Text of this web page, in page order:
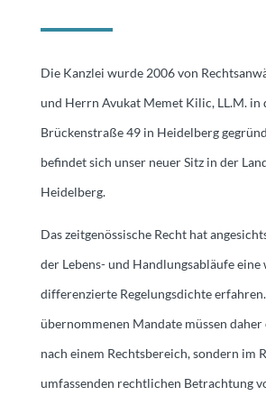
Die Kanzlei wurde 2006 von
und Herrn Avukat Memet Kilic, LL.M. in
Brückenstraße 49 in Heidelberg
befindet sich unser neuer Sitz in der
Heidelberg.
Das zeitgenössische Recht hat
der Lebens- und Handlungsabläufe eine
differenzierte Regelungsdichte
übernommenen Mandate müssen
nach einem Rechtsbereich, sondern im
umfassenden rechtlichen Betrachtung